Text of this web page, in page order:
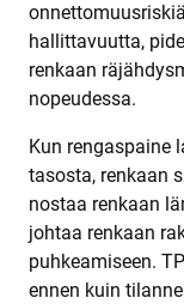
hallittavuutta,
renkaan
nopeudessa.
Kun rengaspaine
tasosta, renkaan
nostaa renkaan
johtaa renkaan
puhkeamiseen.
ennen kuin